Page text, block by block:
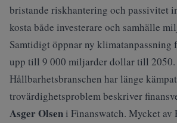
bristande riskhantering och passivitet
kosta både investerare och samhälle
Samtidigt öppnar ny klimat­anpassning
upp till 9 000 miljarder dollar till 2050.
Hållbarhetsbranschen har länge
trovärdighetsproblembeskriver
Asger Olsen i Finanswatch. Mycket av